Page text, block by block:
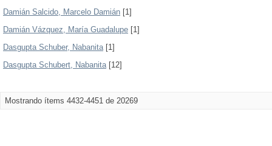
Damián Salcido, Marcelo Damián [1]
Damián Vázquez, María Guadalupe [1]
Dasgupta Schuber, Nabanita[1]
Dasgupta Schubert, Nabanita[12]
Mostrando ítems 4432-4451 de 20269